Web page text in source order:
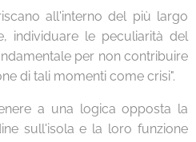
all'interno del più largo
individuare le peculiarità del
per non contribuire
di tali momenti come crisi".
a una logica opposta la
sull'isola e la loro funzione